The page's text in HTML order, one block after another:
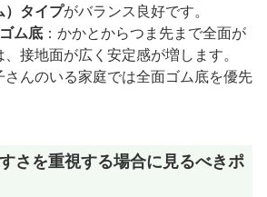
）タイプがバランス良好です。
ム底 ：かかとからつま先まで全面が
接地面が広く安定感が増します。
んのいる家庭では全面ゴム底を優先
さを重視する場合に見るべきポ